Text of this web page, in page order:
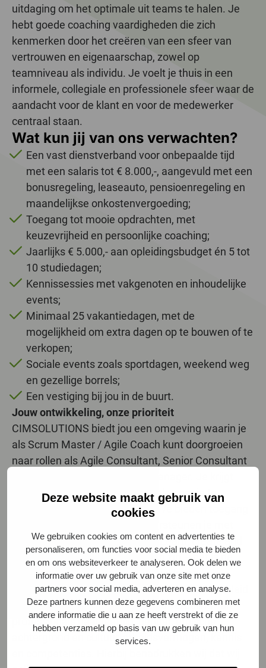
Deze website maakt gebruik van
cookies
We gebruiken cookies om content en advertenties te
personaliseren, om functies voor social media te bieden
en om ons websiteverkeer te analyseren. Ook delen we
informatie over uw gebruik van onze site met onze
partners voor social media, adverteren en analyse.
Deze partners kunnen deze gegevens combineren met
andere informatie die u aan ze heeft verstrekt of die ze
hebben verzameld op basis van uw gebruik van hun
services.
uitdaging om het optimale uit teams te halen. Je
hebt goede coaching vaardigheden die zich
kenmerken door het creëren van een sfeer van
vertrouwen en eigenaarschap, zowel op
teamniveau als individu. Je voelt je thuis in een
informele, collegiale en professionele sfeer waar de
aandacht voor de klant en voor de medewerker
centraal staan.
Wat kun jij van ons verwachten?
Een vast dienstverband voor onbepaalde tijd
met een salaris tot € 8.000,-, aangevuld met een
bonusregeling, leaseauto, pensioenregeling en
maandelijkse onkostenvergoeding;
Toegang tot mooie opdrachten, met
keuzevrijheid en persoonlijke coaching;
Jaarlijks € 5.000,- aan opleidingsbudget én 5 tot
10 studiedagen;
Kennissessies met vakgenoten en inhoudelijke
events;
Minimaal 25 vakantiedagen, met de
mogelijkheid om extra dagen op te bouwen of te
verkopen;
Sociale events zoals sportdagen, weekend weg
en gezellige borrels;
Een vestiging bij jou in de buurt.
Jouw ontwikkeling, onze prioriteit
CIMSOLUTIONS biedt jou een omgeving waarin je
als Scrum Master / Agile Coach kunt doorgroeien
naar rollen als Agile Consultant, Senior Consultant
ruimte, ondersteuning en middelen om je te
specialiseren en te excelleren. We bieden toegang
ervaren collega's. Onze slogan "Learn, create and
make it work" is niet zomaar een zin – het is de
kern van hoe wij werken en ontwikkelen.
CIMSOLUTIONS heeft een actief diversiteitsbeleid
en streeft naar een evenwichtige verdeling van
professionals naar leeftijd, gender, etnische
achtergrond en cultuur, arbeidsvermogen, kennis